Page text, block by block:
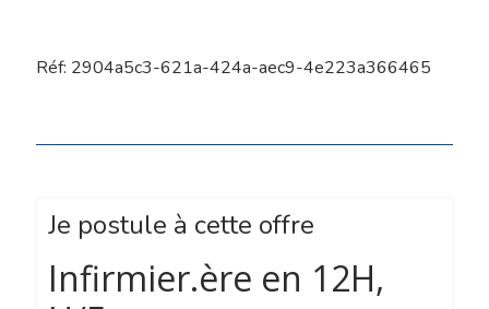
Réf: 2904a5c3-621a-424a-aec9-4e223a366465
Je postule à cette offre
Infirmier.ère en 12H,